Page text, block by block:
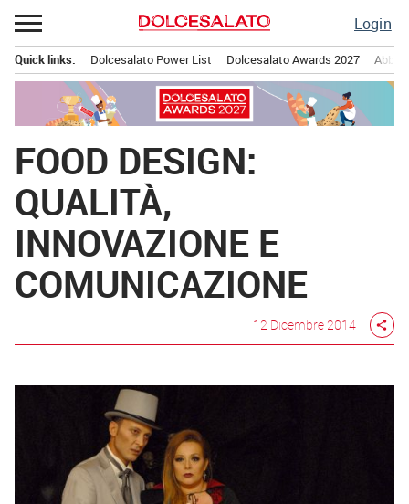
Passa
al
contenuto
Login
principale
Quick links: Dolcesalato Power List Dolcesalato Awards 2027
FOOD DESIGN:
QUALITÀ,
INNOVAZIONE E
COMUNICAZIONE
12 Dicembre 2014 share